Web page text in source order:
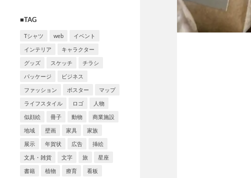
■TAG
Tシャツ web イベント
インテリア キャラクター
グッズ スケッチ チラシ
パッケージ ビジネス
ファッション ポスター マップ
ライフスタイル ロゴ 人物
似顔絵 冊子 動物 商業施設
地域 壁画 家具 家族
展示 年賀状 広告 挿絵
文具・雑貨 文字 旅 星座
書籍 植物 療育 看板